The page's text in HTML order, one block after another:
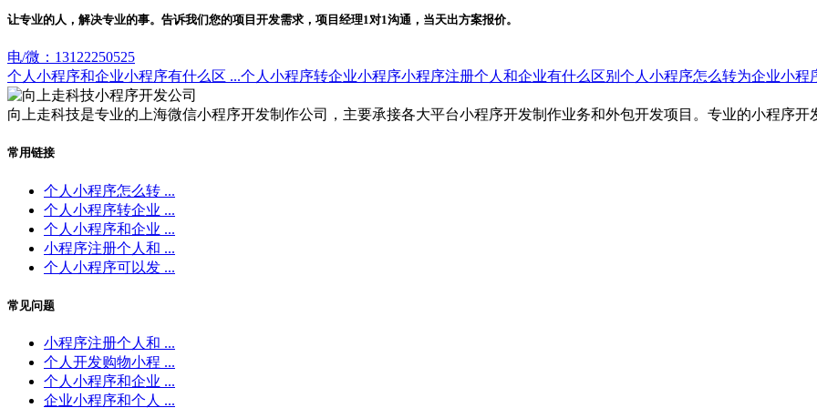
让专业的人，解决专业的事。告诉我们您的项目开发需求，项目经理1对1沟通，当天出方案报价。
电/微：13122250525
个人小程序和企业小程序有什么区 ...个人小程序转企业小程序小程序注册个人和企业有什么区别 个人小程序怎么转为企业小程
向上走科技是专业的上海微信小程序开发制作公司，主要承接各大平台小程序开发制作业务和外包开发项目。专业的小程序开
常用链接
个人小程序怎么转 ...
个人小程序转企业 ...
个人小程序和企业 ...
小程序注册个人和 ...
个人小程序可以发 ...
常见问题
小程序注册个人和 ...
个人开发购物小程 ...
个人小程序和企业 ...
企业小程序和个人 ...